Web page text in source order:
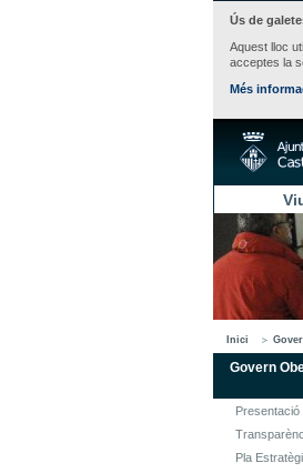
Ús de
Aquest lloc
acceptes la
Més
Inici
Govern
Presentació
Pla